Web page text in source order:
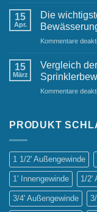
15
Apr.
Die
Kommentare
15
März
Vergleich
Kommentare
PRODUKT
1 1/2' Außengewinde
1' Innengewinde 1/2'
3/4' Außengewinde